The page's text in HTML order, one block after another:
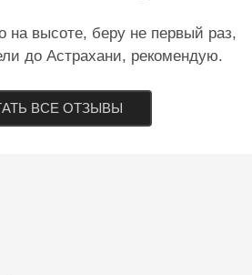
на высоте, беру не первый раз,
до Астрахани, рекомендую.
ВСЕ ОТЗЫВЫ